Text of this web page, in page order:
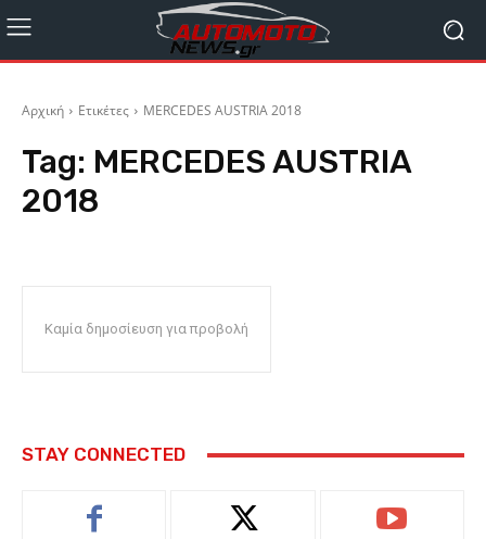
Αρχική Ετικέτες MERCEDES AUSTRIA 2018
Tag: MERCEDES AUSTRIA
2018
Καμία δημοσίευση για προβολή
STAY CONNECTED